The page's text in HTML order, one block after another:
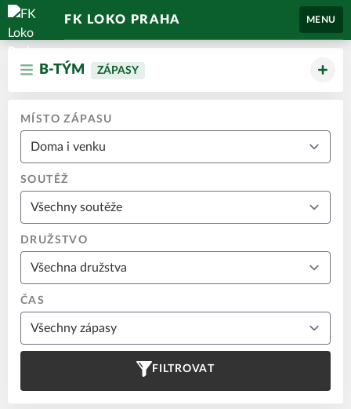
FK LOKO PRAHA MENU
B-TÝM ZÁPASY
MÍSTO ZÁPASU
SOUTĚŽ
DRUŽSTVO
ČAS
FILTROVAT